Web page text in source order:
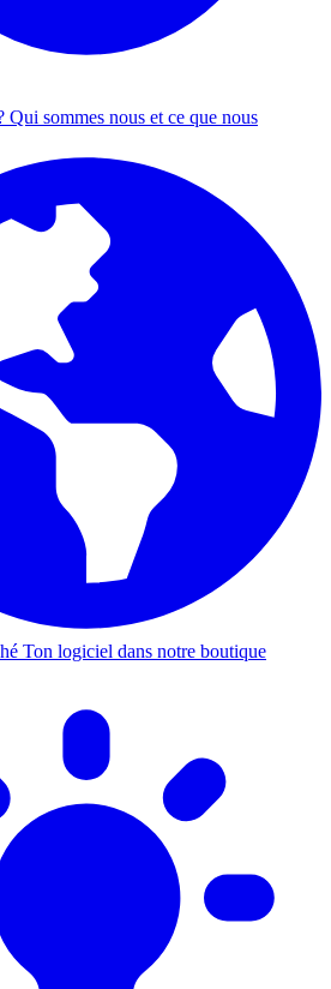
Qui sommes nous et ce que nous
Ton logiciel dans notre boutique